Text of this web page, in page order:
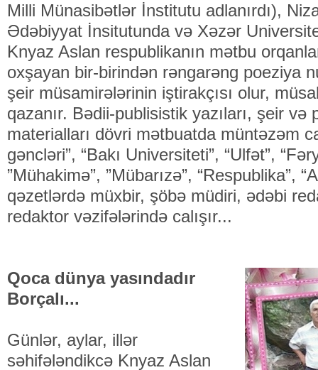
Milli Münasibətlər İnstitutu adlanırdı),
Ədəbiyyat İnsitutunda və Xəzər
Knyaz Aslan respublikanın mətbu
oxşayan bir-birindən rəngarəng poeziya
şeir müsamirələrinin iştirakçısı olur,
qazanır. Bədii-publisistik yazıları, şeir və
materialları dövri mətbuatda müntəzəm
gəncləri”, “Bakı Universiteti”, “Ulfət”,
”Mühakimə”, ”Mübarızə”, “Respublika”,
qəzetlərdə müxbir, şöbə müdiri, ədəbi
redaktor vəzifələrində calışır...
Qoca dünya yasındadır
Borçalı...
Günlər, aylar, illər
səhifələndikcə Knyaz Aslan